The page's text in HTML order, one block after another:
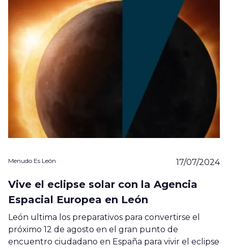
Menudo Es León 17/07/2024
Vive el eclipse solar con la Agencia
Espacial Europea en León
León ultima los preparativos para convertirse el
próximo 12 de agosto en el gran punto de
encuentro ciudadano en España para vivir el eclipse